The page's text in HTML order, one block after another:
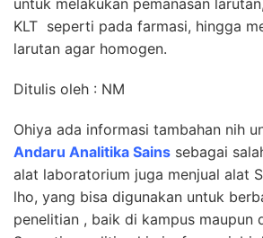
untuk melakukan pemanasan
KLT seperti pada farmasi, hingga
larutan agar homogen.
Ditulis oleh : NM
Ohiya ada informasi tambahan nih
Andaru Analitika Sains sebagai
alat laboratorium juga menjual alat
lho, yang bisa digunakan untuk
penelitian , baik di kampus maupun